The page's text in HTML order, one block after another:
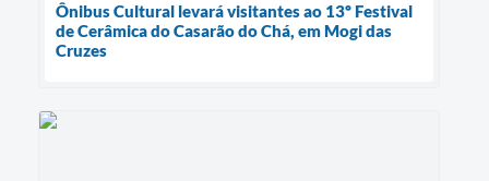
Ônibus Cultural levará visitantes ao 13º Festival
de Cerâmica do Casarão do Chá, em Mogi das
Cruzes